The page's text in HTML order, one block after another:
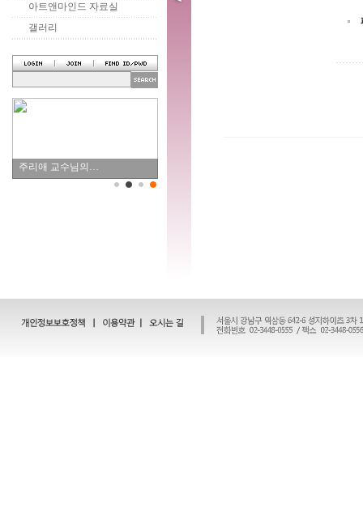
아트앤마인드 자료실
갤러리
주리애 교수님의…